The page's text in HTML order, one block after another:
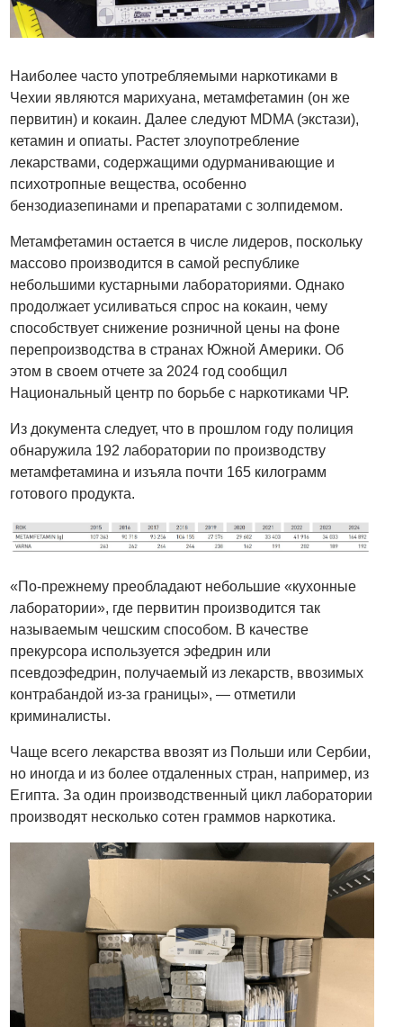
Наиболее часто употребляемыми наркотиками в
Чехии являются марихуана, метамфетамин (он же
первитин) и кокаин. Далее следуют MDMA (экстази),
кетамин и опиаты. Растет злоупотребление
лекарствами, содержащими одурманивающие и
психотропные вещества, особенно
бензодиазепинами и препаратами с золпидемом.
Метамфетамин остается в числе лидеров, поскольку
массово производится в самой республике
небольшими кустарными лабораториями. Однако
продолжает усиливаться спрос на кокаин, чему
способствует снижение розничной цены на фоне
перепроизводства в странах Южной Америки. Об
этом в своем отчете за 2024 год сообщил
Национальный центр по борьбе с наркотиками ЧР.
Из документа следует, что в прошлом году полиция
обнаружила 192 лаборатории по производству
метамфетамина и изъяла почти 165 килограмм
готового продукта.
«По-прежнему преобладают небольшие «кухонные
лаборатории», где первитин производится так
называемым чешским способом. В качестве
прекурсора используется эфедрин или
псевдоэфедрин, получаемый из лекарств, ввозимых
контрабандой из-за границы», — отметили
криминалисты.
Чаще всего лекарства ввозят из Польши или Сербии,
но иногда и из более отдаленных стран, например, из
Египта. За один производственный цикл лаборатории
производят несколько сотен граммов наркотика.